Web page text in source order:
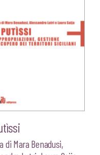
di Mara Benadusi,